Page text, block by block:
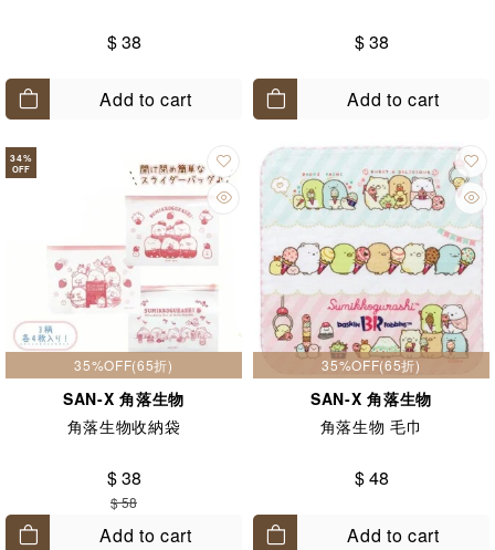
$ 38
Add to cart
$ 38
Add to cart
34%
OFF
35%OFF(65折)
SAN-X 角落生物
角落生物收納袋
$ 38
$ 58
Add to cart
35%OFF(65折)
SAN-X 角落生物
角落生物 毛巾
$ 48
Add to cart